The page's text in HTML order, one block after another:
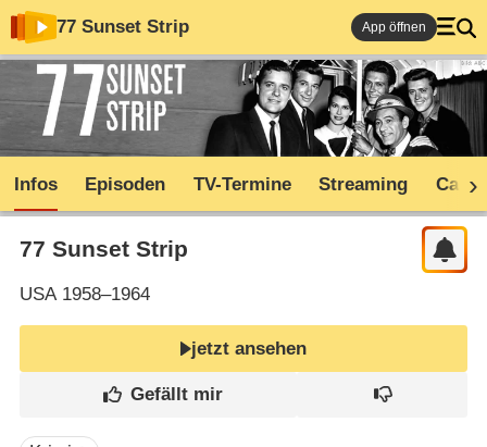
77 Sunset Strip App öffnen
Infos Episoden TV-Termine Streaming Cast
77 Sunset Strip
USA1958–1964
jetzt ansehen